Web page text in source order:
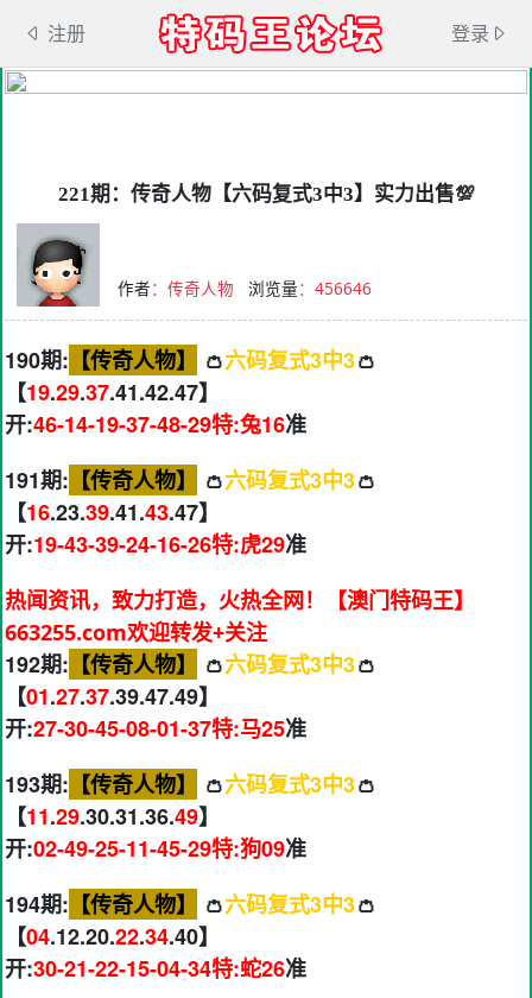
注册 登录
221期：传奇人物【六码复式3中3】实力出售💯
作者：传奇人物 浏览量： 456646
190期: 【传奇人物】 👛六码复式3中3👛
【19.29.37.41.42.47】
开:46-14-19-37-48-29特:兔16准
191期: 【传奇人物】 👛六码复式3中3👛
【16.23.39.41.43.47】
开:19-43-39-24-16-26特:虎29准
热闻资讯，致力打造，火热全网！【澳门特码王】
663255.com欢迎转发+关注
192期: 【传奇人物】 👛六码复式3中3👛
【01.27.37.39.47.49】
开:27-30-45-08-01-37特:马25准
193期: 【传奇人物】 👛六码复式3中3👛
【11.29.30.31.36.49】
开:02-49-25-11-45-29特:狗09准
194期: 【传奇人物】 👛六码复式3中3👛
【04.12.20.22.34.40】
开:30-21-22-15-04-34特:蛇26准